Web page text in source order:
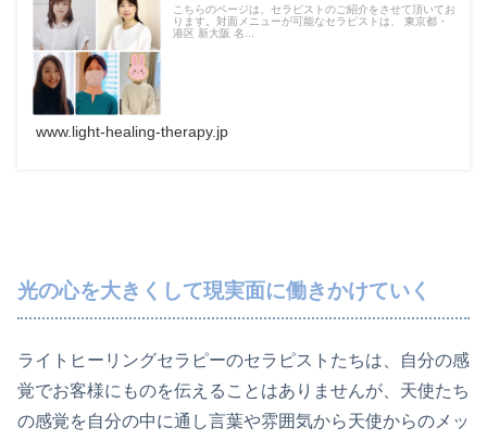
こちらのページは、セラピストのご紹介をさせて頂いてお
ります。対面メニューが可能なセラピストは、 東京都・
港区 新大阪 名...
www.light-healing-therapy.jp
光の心を大きくして現実面に働きかけていく
ライトヒーリングセラピーのセラピストたちは、自分の感
覚でお客様にものを伝えることはありませんが、天使たち
の感覚を自分の中に通し言葉や雰囲気から天使からのメッ